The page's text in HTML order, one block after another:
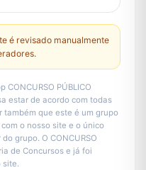
é revisado manualmente
PÚBLICO
estar de acordo com todas
também que este é um grupo
o nosso site e o único
grupo. O CONCURSO
de Concursos e já foi
site.